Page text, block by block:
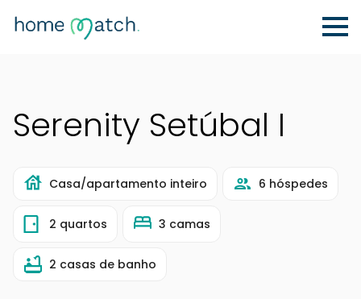
Serenity Setúbal I
Casa/apartamento inteiro 6 hóspedes
2 quartos 3 camas
2 casas de banho